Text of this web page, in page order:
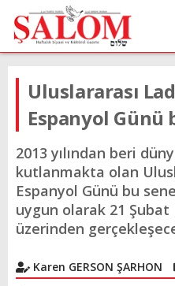
Uluslararası
Espanyol Günü
2013 yılından beri
kutlanmakta olan
Espanyol Günü bu
uygun olarak 21 Şubat
üzerinden
Karen GERSON ŞARHON